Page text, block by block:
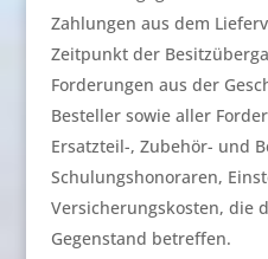
Zahlungen aus dem
Zeitpunkt der
Forderungen aus der
Besteller sowie aller
Ersatzteil-, Zubehör- und
Schulungshonoraren,
Versicherungskosten, die
Gegenstand betreffen.